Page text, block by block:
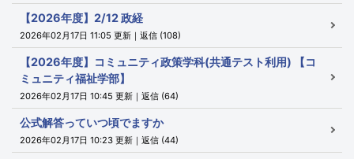
【2026年度】2/12 政経
2026年02月17日 11:05 更新｜返信 (108)
【2026年度】コミュニティ政策学科(共通テスト利用) 【コ
ミュニティ福祉学部】
2026年02月17日 10:45 更新｜返信 (64)
公式解答っていつ頃でますか
2026年02月17日 10:23 更新｜返信 (44)